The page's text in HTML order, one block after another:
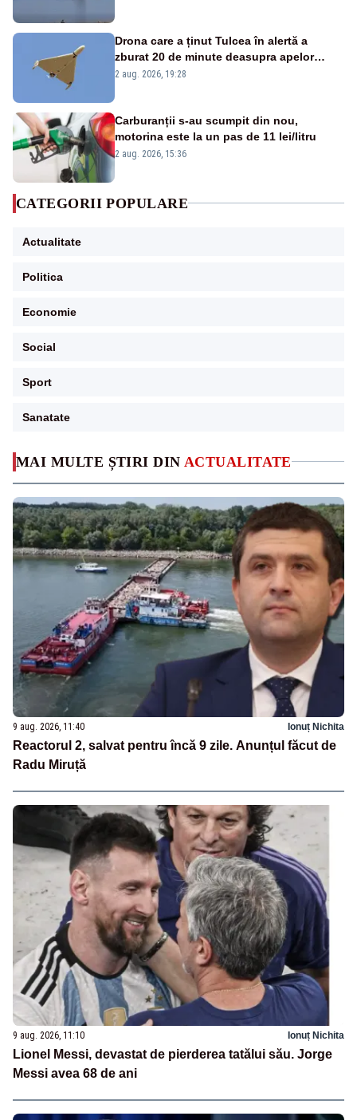
MAI MULTE ȘTIRI DIN ACTUALITATE
9 aug. 2026, 11:40 Ionuț Nichita
Reactorul 2, salvat pentru încă 9 zile. Anunțul făcut de
Radu Miruță
9 aug. 2026, 11:10 Ionuț Nichita
Lionel Messi, devastat de pierderea tatălui său. Jorge
Messi avea 68 de ani
Drona care a ținut Tulcea în alertă a
zburat 20 de minute deasupra apelor
României. Au fost ridicate două F-16
2 aug. 2026, 19:28
Carburanții s-au scumpit din nou,
motorina este la un pas de 11 lei/litru
2 aug. 2026, 15:36
CATEGORII POPULARE
Actualitate
Politica
Economie
Social
Sport
Sanatate